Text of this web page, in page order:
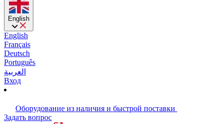
English
English
Français
Deutsch
Português
العربية
Вход
Оборудование из наличия и быстрой поставки
Задать вопрос